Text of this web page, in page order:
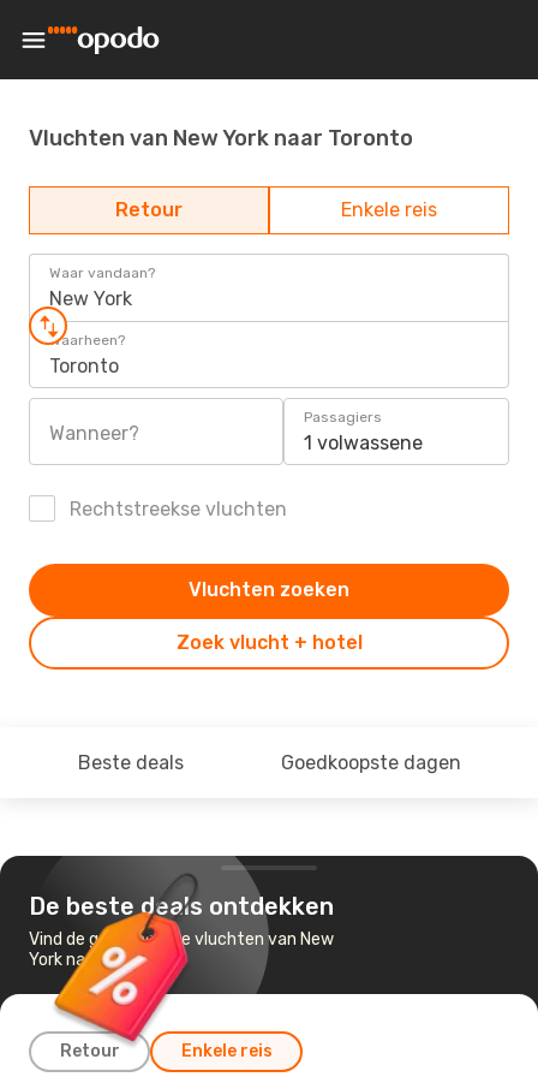
Vluchten van New York naar Toronto
Retour Enkele reis
Waar vandaan?
New York
Waarheen?
Toronto
Wanneer?
Passagiers
1 volwassene
Rechtstreekse vluchten
Zoek vlucht + hotel
Vluchten zoeken
Beste deals Goedkoopste dagen
De beste deals ontdekken
Vind de goedkoopste vluchten van New
York naar Toronto
Retour Enkele reis